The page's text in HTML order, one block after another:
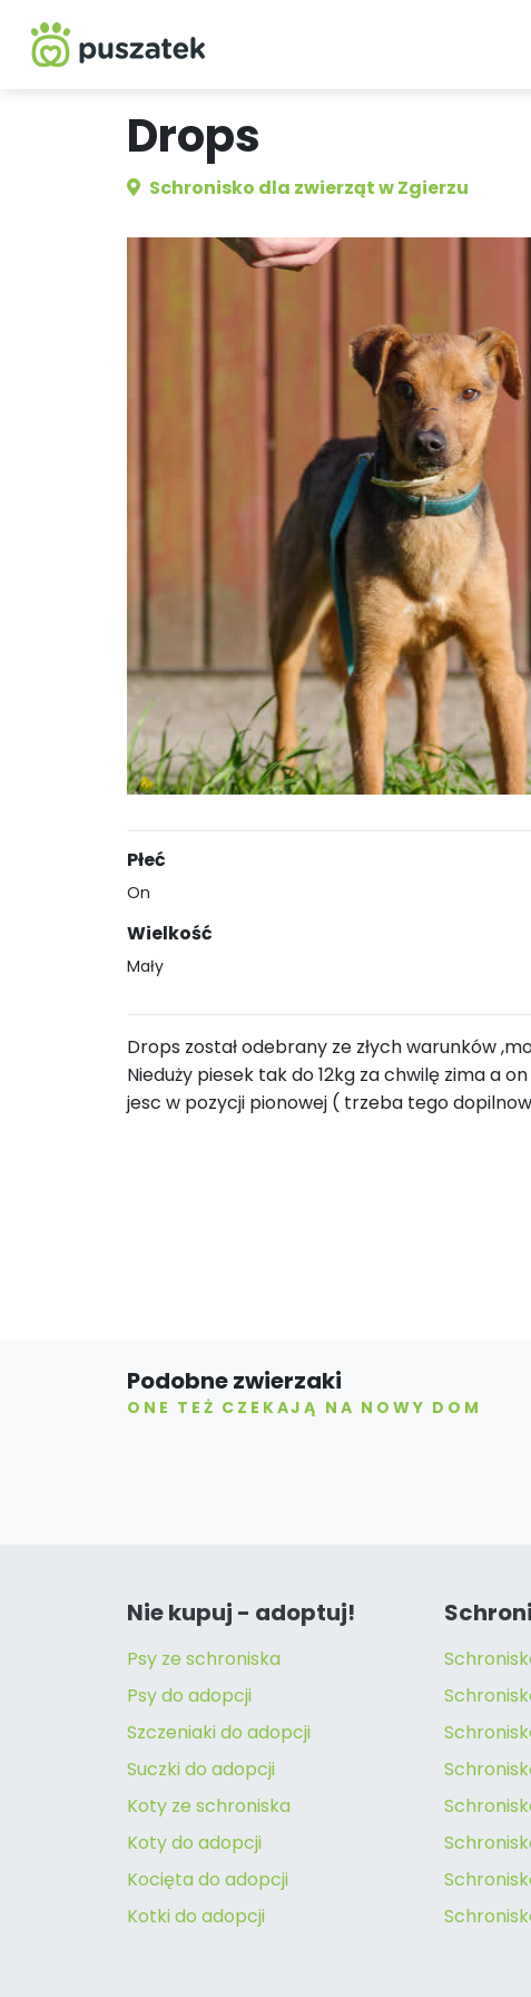
Drops
Schronisko dla zwierząt w Zgierzu
Płeć
On
Wielkość
Mały
Drops został odebrany ze złych warunków
Nieduży piesek tak do 12kg za chwilę zima a
jesc w pozycji pionowej ( trzeba tego
Podobne zwierzaki
ONE TEŻ CZEKAJĄ NA NOWY DOM
Nie kupuj - adoptuj!
Psy ze schroniska
Psy do adopcji
Szczeniaki do adopcji
Suczki do adopcji
Koty ze schroniska
Koty do adopcji
Kocięta do adopcji
Kotki do adopcji